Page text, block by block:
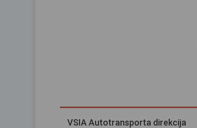
VSIA Autotransporta direkcija